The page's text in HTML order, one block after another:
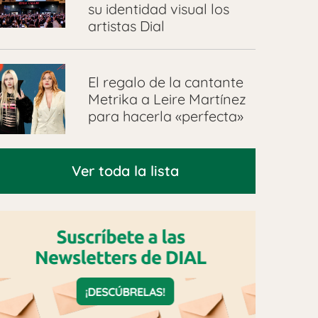
su identidad visual los
artistas Dial
El regalo de la cantante
Metrika a Leire Martínez
para hacerla «perfecta»
Ver toda la lista